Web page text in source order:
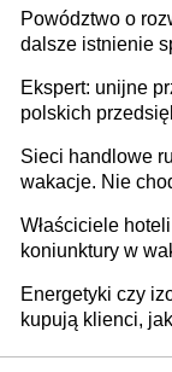
Powództwo o
dalsze istnienie
Ekspert: unijne
polskich
Sieci handlowe
wakacje. Nie
tam, gdzie wielu
Właściciele
koniunktury w
Energetyki czy
kupują klienci,